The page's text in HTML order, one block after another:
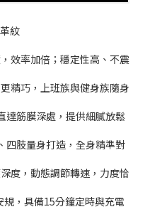
紋
效率加倍；穩定性高、不震
精巧，上班族與健身族隨身
達筋膜深處，提供細膩放鬆
四肢量身打造，全身精準對
度，動態調節轉速，力度恰
，具備15分鐘定時與充電